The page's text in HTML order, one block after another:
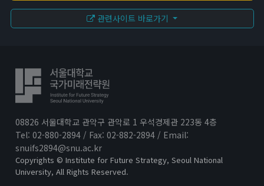
관련사이트 바로가기
08826 서울대학교 관악구 관악로 1 우석경제관 223동 4층
Tel: 02-880-2894 / Fax: 02-882-2894 / Email:
snuifs2894@snu.ac.kr
Copyrights © Institute for Future Strategy, Seoul National
University, All Rights Reserved.